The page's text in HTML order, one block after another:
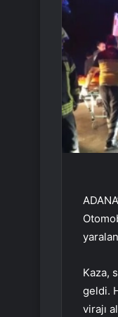
Kaza,
geldi.
virajı